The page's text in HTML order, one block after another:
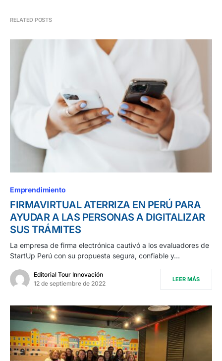
RELATED POSTS
Emprendimiento
FIRMAVIRTUAL ATERRIZA EN PERÚ PARA
AYUDAR A LAS PERSONAS A DIGITALIZAR
SUS TRÁMITES
La empresa de firma electrónica cautivó a los evaluadores de
StartUp Perú con su propuesta segura, confiable y…
Editorial Tour Innovación
12 de septiembre de 2022
LEER MÁS